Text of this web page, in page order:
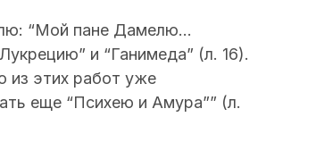
“Мой пане Дамелю...
и “Ганимеда” (л. 16).
из этих работ уже
еще “Психею и Амура”” (л.